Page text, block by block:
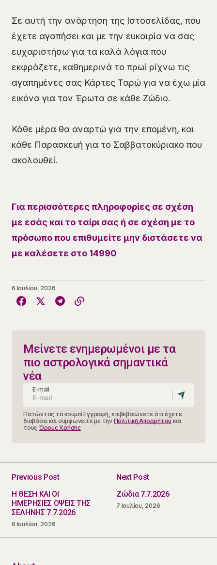
Σε αυτή την ανάρτηση της Ιστοσελίδας, που
έχετε αγαπήσει και με την ευκαιρία να σας
ευχαριστήσω για τα καλά λόγια που
εκφράζετε, καθημερινά το πρωί ρίχνω τις
αγαπημένες σας Κάρτες Ταρώ για να έχω μία
εικόνα για τον Έρωτα σε κάθε Ζώδιο.
Κάθε μέρα θα αναρτώ για την επομένη, και
κάθε Παρασκευή για το Σαββατοκύριακο που
ακολουθεί.
Για περισσότερες πληροφορίες σε σχέση
με εσάς και το ταίρι σας ή σε σχέση με το
πρόσωπο που επιθυμείτε μην διστάσετε να
με καλέσετε στο 14990
6 Ιουλίου, 2026
Μείνετε ενημερωμένοι με τα
πιο αστρολογικά σημαντικά
νέα
E-mail
Πατώντας το κουμπί Εγγραφή, επιβεβαιώνετε ότι έχετε
διαβάσει και συμφωνείτε με την Πολιτική Απορρήτου και
τους Όρους Χρήσης
Previous Post
Η ΘΕΣΗ ΚΑΙ ΟΙ
ΗΜΕΡΗΣΙΕΣ ΟΨΕΙΣ ΤΗΣ
ΣΕΛΗΝΗΣ 7.7.2026
6 Ιουλίου, 2026
Next Post
Ζώδια 7.7.2026
7 Ιουλίου, 2026